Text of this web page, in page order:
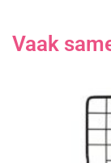
Vaak